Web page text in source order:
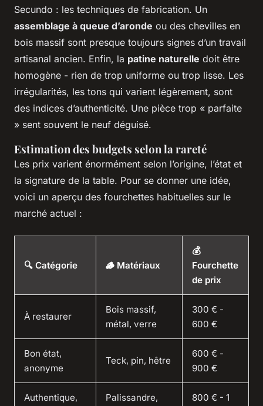
Secundo : les techniques de fabrication. Un
assemblage à queue d’aronde ou des chevilles en
bois massif sont presque toujours signes d’un travail
artisanal ancien. Enfin, la patine naturelle doit être
homogène - rien de trop uniforme ou trop lisse. Les
irrégularités, les tons qui varient légèrement, sont
des indices d’authenticité. Une pièce trop « parfaite
» sent souvent le neuf déguisé.
Estimation des budgets selon la rareté
Les prix varient énormément selon l’origine, l’état et
la signature de la table. Pour se donner une idée,
voici un aperçu des fourchettes habituelles sur le
marché actuel :
🔍 Catégorie 🪵 Matériaux
💰
Fourchette
de prix
À restaurer
Bois massif,
métal, verre
300 € -
600 €
Bon état,
anonyme
Teck, pin, hêtre
600 € -
900 €
Authentique,
Palissandre,
800 € - 1